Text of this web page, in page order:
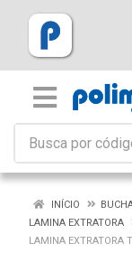
INÍCIO
LAMINA EXTRATORA
LAMINA EXTRATORA